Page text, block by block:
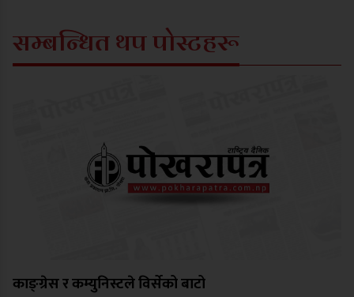
सम्बन्धित थप पोस्टहरू
काङ्ग्रेस र कम्युनिस्टले विर्सेको बाटो